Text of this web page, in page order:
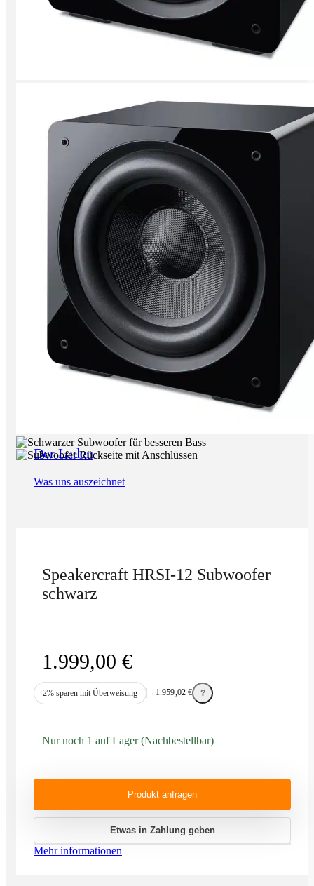
Der Laden
Was uns auszeichnet
Speakercraft HRSI-12 Subwoofer
schwarz
1.999,00 €
2% sparen mit Überweisung → 1.959,02 € ?
Nur noch 1 auf Lager (Nachbestellbar)
Produkt anfragen
Etwas in Zahlung geben
Mehr informationen